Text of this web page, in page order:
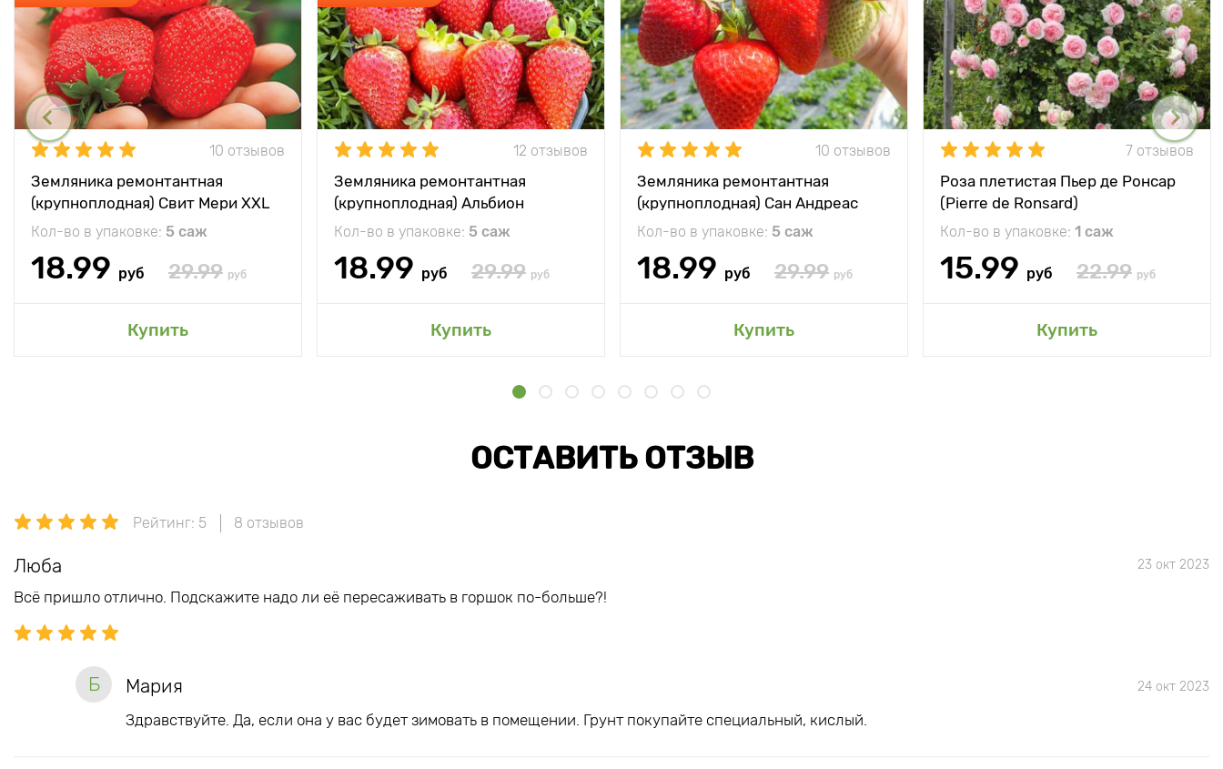
10 отзывов
Земляника ремонтантная
(крупноплодная) Свит Мери XXL
Кол-во в упаковке: 5 саж
18.99 руб 29.99 руб
Купить
12 отзывов
Земляника ремонтантная
(крупноплодная) Альбион
Кол-во в упаковке: 5 саж
18.99 руб 29.99 руб
Купить
10 отзывов
Земляника ремонтантная
(крупноплодная) Сан Андреас
Кол-во в упаковке: 5 саж
18.99 руб 29.99 руб
Купить
7 отзывов
Роза плетистая Пьер де Ронсар
(Pierre de Ronsard)
Кол-во в упаковке: 1 саж
15.99 руб 22.99 руб
Купить
ОСТАВИТЬ ОТЗЫВ
Рейтинг: 5 8 отзывов
Люба 23 окт 2023
Всё пришло отлично. Подскажите надо ли её пересаживать в горшок по-больше?!
Б Мария 24 окт 2023
Здравствуйте. Да, если она у вас будет зимовать в помещении. Грунт покупайте специальный, кислый.